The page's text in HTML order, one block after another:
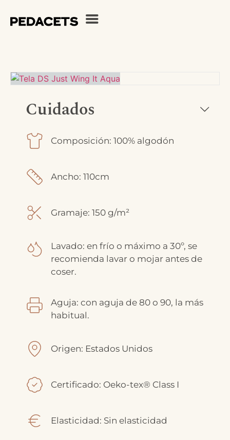
Cuidados
Composición: 100% algodón
Ancho: 110cm
Gramaje: 150 g/m²
Lavado: en frío o máximo a 30º, se
recomienda lavar o mojar antes de
coser.
Aguja: con aguja de 80 o 90, la más
habitual.
Origen: Estados Unidos
Certificado: Oeko-tex® Class I
Elasticidad: Sin elasticidad